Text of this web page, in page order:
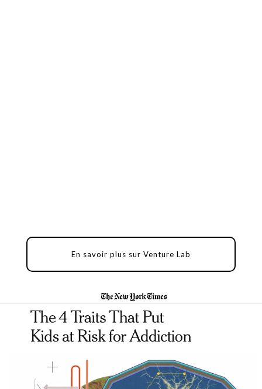
En savoir plus sur Venture Lab